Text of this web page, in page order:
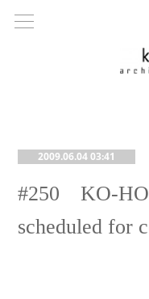
2009.06.04 03:41
#250 KO-
scheduled for